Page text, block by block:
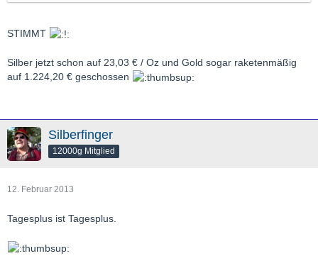
STIMMT
Silber jetzt schon auf 23,03 € / Oz und Gold sogar raketenmäßig
auf 1.224,20 € geschossen
Silberfinger
12000g Mitglied
12. Februar 2013
Tagesplus ist Tagesplus.